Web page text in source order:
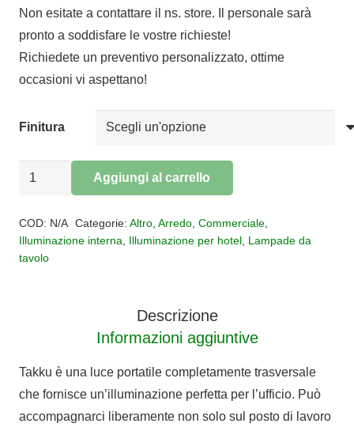
prezzo:
da
€279,00
€303,00
Non esitate a contattare il ns. store. Il personale sarà
pronto a soddisfare le vostre richieste!
Richiedete un preventivo personalizzato, ottime
occasioni vi aspettano!
Finitura
LAMPADA
TAKKU
quantità
Aggiungi al carrello
COD: N/A Categorie: Altro, Arredo, Commerciale,
Illuminazione interna, Illuminazione per hotel, Lampade da
tavolo
Descrizione
Informazioni aggiuntive
Takku è una luce portatile completamente trasversale
che fornisce un’illuminazione perfetta per l’ufficio. Può
accompagnarci liberamente non solo sul posto di lavoro